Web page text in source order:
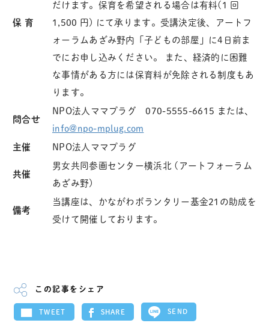
保 育
だけます。保育を希望される場合は有料(1 回
1,500 円) にて承ります。受講決定後、アートフ
ォーラムあざみ野内「子どもの部屋」に4日前ま
でにお申し込みください。 また、経済的に困難
な事情がある方には保育料が免除される制度もあ
ります。
問合せ
NPO法人ママプラグ 070-5555-6615 または、
info@npo-mplug.com
主催 NPO法人ママプラグ
共催
男女共同参画センター横浜北 (アートフォーラム
あざみ野)
備考
当講座は、かながわボランタリー基金21の助成を
受けて開催しております。
この記事をシェア
TWEET SHARE SEND